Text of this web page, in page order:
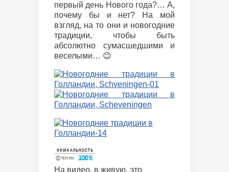
первый день Нового года?… А,
почему бы и нет? На мой
взгляд, на то они и новогодние
традиции, чтобы быть
абсолютно сумасшедшими и
веселыми… 😉
На видео, в живую, это